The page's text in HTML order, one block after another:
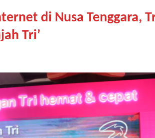
di Nusa Tenggara,
Tri’